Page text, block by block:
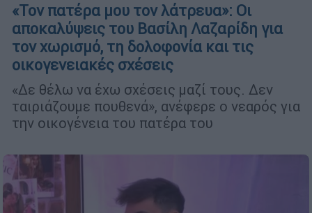
«Τον πατέρα μου τον λάτρευα»: Οι
αποκαλύψεις του Βασίλη Λαζαρίδη για
τον χωρισμό, τη δολοφονία και τις
οικογενειακές σχέσεις
«Δε θέλω να έχω σχέσεις μαζί τους. Δεν
ταιριάζουμε πουθενά», ανέφερε ο νεαρός για
την οικογένεια του πατέρα του